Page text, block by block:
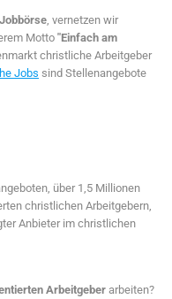
, vernetzen wir
Motto "Einfach am
christliche Arbeitgeber
Jobs sind Stellenangebote
über 1,5 Millionen
christlichen Arbeitgebern,
Anbieter im christlichen
Arbeitgeber arbeiten?